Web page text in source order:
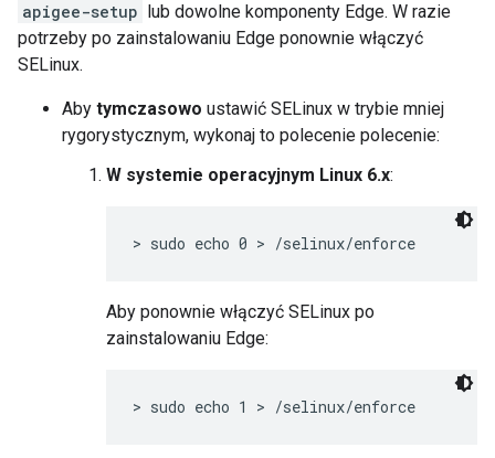
apigee-setup lub dowolne komponenty Edge. W razie
potrzeby po zainstalowaniu Edge ponownie włączyć
SELinux.
Aby tymczasowo ustawić SELinux w trybie mniej
rygorystycznym, wykonaj to polecenie polecenie:
W systemie operacyjnym Linux 6.x:
> sudo echo 0 > /selinux/enforce
Aby ponownie włączyć SELinux po
zainstalowaniu Edge:
> sudo echo 1 > /selinux/enforce